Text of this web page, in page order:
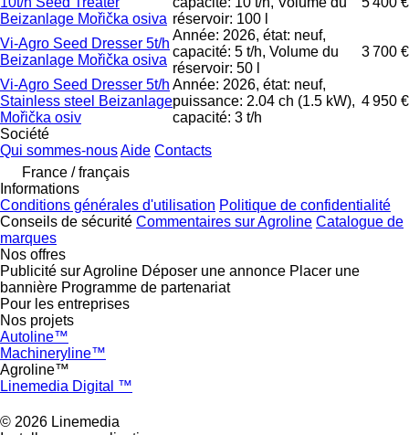
Beizanlage Mořička osiva réservoir: 100 l
Vi-Agro Seed Dresser 5t/h
Beizanlage Mořička osiva
Année: 2026, état: neuf,
capacité: 5 t/h, Volume du
réservoir: 50 l
3 700 €
Vi-Agro Seed Dresser 5t/h
Stainless steel Beizanlage
Mořička osiv
Année: 2026, état: neuf,
puissance: 2.04 ch (1.5 kW),
capacité: 3 t/h
4 950 €
Société
Qui sommes-nousAide Contacts
France / français
Informations
Conditions générales d'utilisation Politique de confidentialité
Conseils de sécurité Commentaires sur Agroline Catalogue de
marques
Nos offres
Publicité sur Agroline Déposer une annonce Placer une
bannière Programme de partenariat
Pour les entreprises
Nos projets
Autoline™
Machineryline™
Agroline™
Linemedia Digital ™
© 2026 Linemedia